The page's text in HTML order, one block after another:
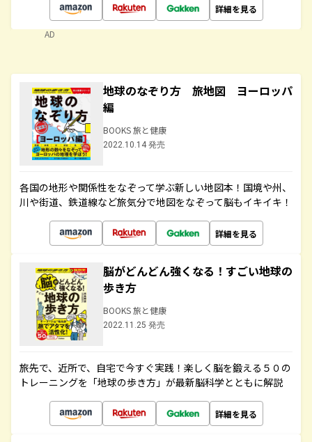
詳細を見る
AD
地球のなぞり方 旅地図 ヨーロッパ
編
BOOKS 旅と健康
2022.10.14 発売
各国の地形や関係性をなぞって学ぶ新しい地図本！国境や州、
川や街道、鉄道線など旅気分で地図をなぞって脳もイキイキ！
詳細を見る
脳がどんどん強くなる！すごい地球の
歩き方
BOOKS 旅と健康
2022.11.25 発売
旅先で、近所で、自宅で今すぐ実践！楽しく脳を鍛える５０の
トレーニングを「地球の歩き方」が最新脳科学とともに解説
詳細を見る